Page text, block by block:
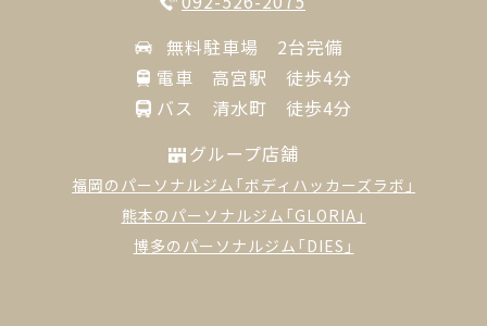
無料駐車場 2台完備
電車 高宮駅 徒歩4分
バス 清水町 徒歩4分
グループ店舗
福岡のパーソナルジム「ボディハッカーズラボ」
熊本のパーソナルジム「GLORIA」
博多のパーソナルジム「DIES」